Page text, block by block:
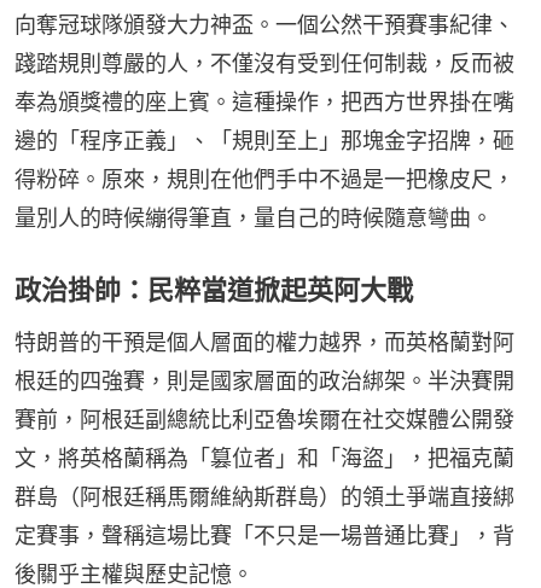
向奪冠球隊頒發大力神盃。一個公然干預賽事紀律、
踐踏規則尊嚴的人，不僅沒有受到任何制裁，反而被
奉為頒獎禮的座上賓。這種操作，把西方世界掛在嘴
邊的「程序正義」、「規則至上」那塊金字招牌，砸
得粉碎。原來，規則在他們手中不過是一把橡皮尺，
量別人的時候繃得筆直，量自己的時候隨意彎曲。
政治掛帥：民粹當道掀起英阿大戰
特朗普的干預是個人層面的權力越界，而英格蘭對阿
根廷的四強賽，則是國家層面的政治綁架。半決賽開
賽前，阿根廷副總統比利亞魯埃爾在社交媒體公開發
文，將英格蘭稱為「篡位者」和「海盜」，把福克蘭
群島（阿根廷稱馬爾維納斯群島）的領土爭端直接綁
定賽事，聲稱這場比賽「不只是一場普通比賽」，背
後關乎主權與歷史記憶。